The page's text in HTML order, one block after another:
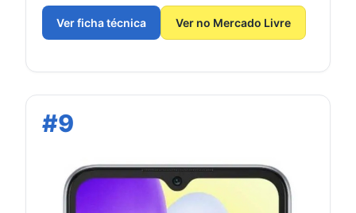
Ver ficha técnica Ver no Mercado Livre
#9